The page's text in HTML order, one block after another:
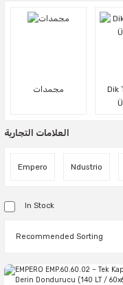
مجمدات
Dik
العلامات التجارية
Empero Ndustrio
In Stock